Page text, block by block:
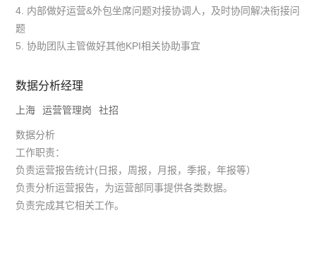
4. 内部做好运营&外包坐席问题对接协调人，及时协同解决衔接问
题
5. 协助团队主管做好其他KPI相关协助事宜
数据分析经理
上海 运营管理岗 社招
数据分析
工作职责：
负责运营报告统计(日报，周报，月报，季报，年报等）
负责分析运营报告，为运营部同事提供各类数据。
负责完成其它相关工作。